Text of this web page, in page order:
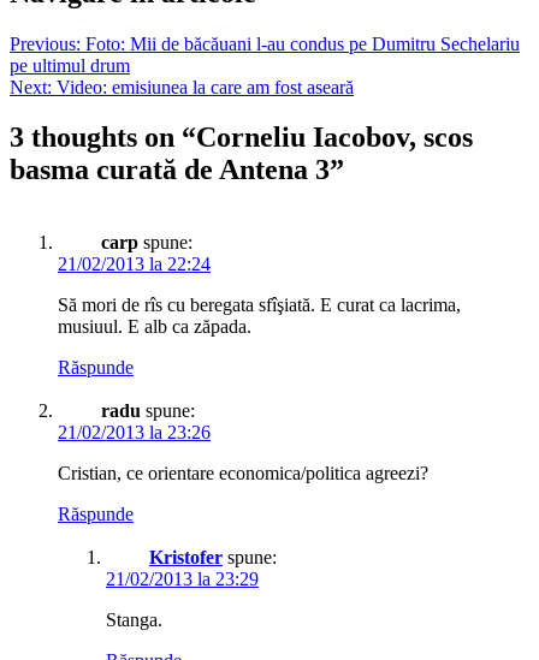
Previous: Foto: Mii de băcăuani l-au condus pe Dumitru Sechelariu
pe ultimul drum
Next: Video: emisiunea la care am fost aseară
3 thoughts on “Corneliu Iacobov, scos
basma curată de Antena 3”
carp spune:
21/02/2013 la 22:24
Să mori de rîs cu beregata sfîşiată. E curat ca lacrima,
musiuul. E alb ca zăpada.
Răspunde
radu spune:
21/02/2013 la 23:26
Cristian, ce orientare economica/politica agreezi?
Răspunde
Kristofer spune:
21/02/2013 la 23:29
Stanga.